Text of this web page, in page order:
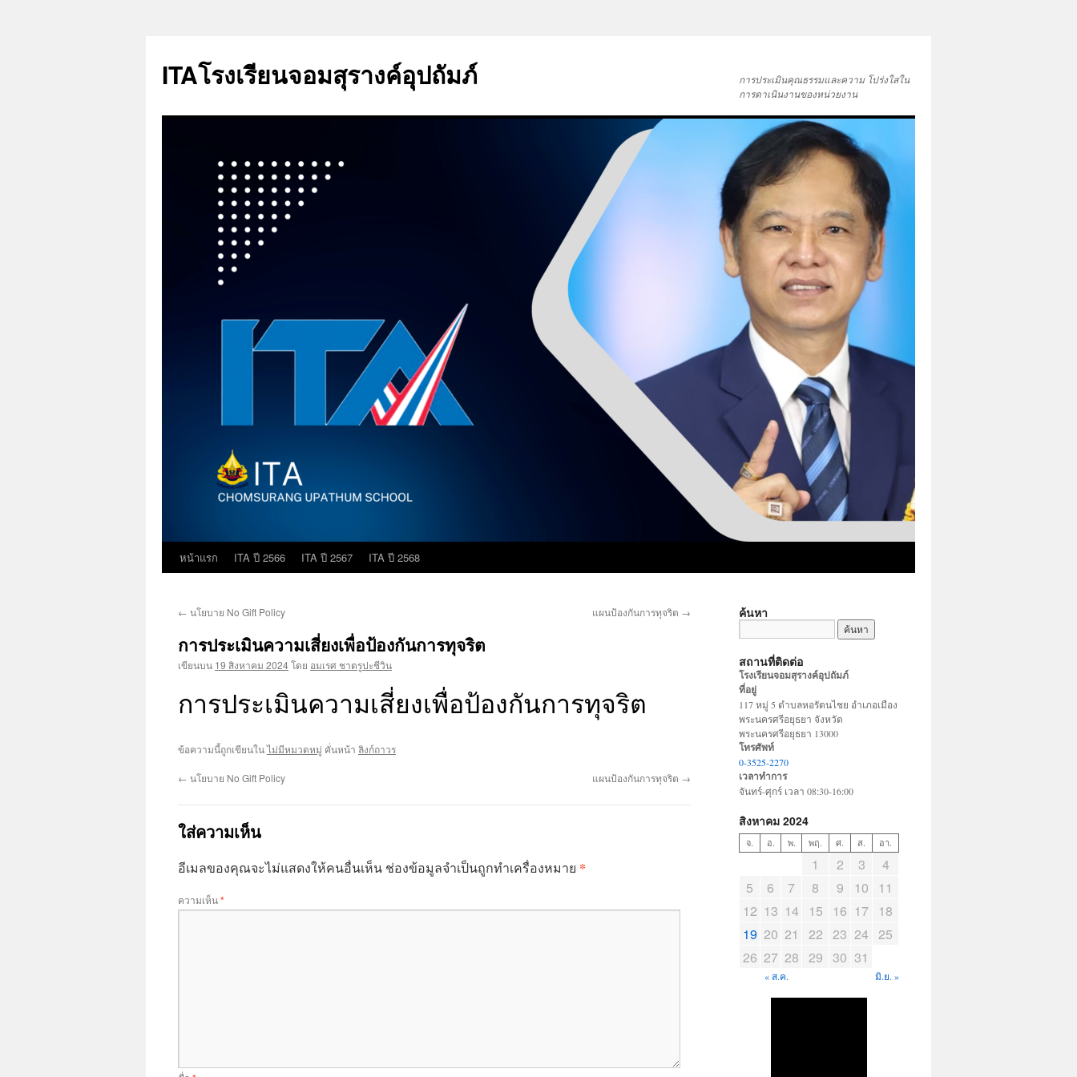
ITAโรงเรียนจอมสุรางค์อุปถัมภ์
การประเมินคุณธรรมและความ โปร่งใสใน
การดาเนินงานของหน่วยงาน
ข้าม
ยัง
เนื้อหา
หน้าแรก ITA ปี 2566 ITA ปี 2567 ITA ปี 2568
← นโยบาย No Gift Policy แผนป้องกันการทุจริต →
การประเมินความเสี่ยงเพื่อป้องกันการทุจริต
เขียนบน 19 สิงหาคม 2024โดย อมเรศ ชาตรูปะชีวิน
การประเมินความเสี่ยงเพื่อป้องกันการทุจริต
ข้อความนี้ถูกเขียนในไม่มีหมวดหมู่ คั่นหน้า ลิงก์ถาวร
← นโยบาย No Gift Policy แผนป้องกันการทุจริต →
ใส่ความเห็น
อีเมลของคุณจะไม่แสดงให้คนอื่นเห็น ช่องข้อมูลจำเป็นถูกทำเครื่องหมาย *
ความเห็น*
ค้นหา
สถานที่ติดต่อ
โรงเรียนจอมสุรางค์อุปถัมภ์
ที่อยู่
117 หมู่ 5 ตำบลหอรัตนไชย อำเภอเมือง
พระนครศรีอยุธยา จังหวัด
พระนครศรีอยุธยา 13000
โทรศัพท์
0-3525-2270
เวลาทำการ
จันทร์-ศุกร์ เวลา 08:30-16:00
สิงหาคม 2024
จ. อ. พ. พฤ. ศ. ส. อา.
1 2 3
4
5
6 7 8 9 10
11
12 13 14 15 16 17
18
19 20 21 22 23 24 25
26 27 28 29 30 31
« ส.ค. มิ.ย. »